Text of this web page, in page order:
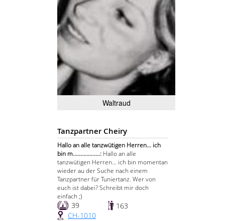
Waltraud
Tanzpartner Cheiry
Hallo an alle tanzwütigen Herren... ich
bin m..................: Hallo an alle
tanzwütigen Herren... ich bin momentan
wieder au der Suche nach einem
Tanzpartner für Tuniertanz. Wer von
euch ist dabei? Schreibt mir doch
einfach ;)
39
163
CH-1010